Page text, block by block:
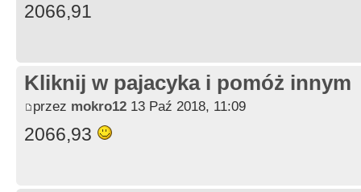
2066,91
Kliknij w pajacyka i pomóż innym
przez mokro12 13 Paź 2018, 11:09
2066,93